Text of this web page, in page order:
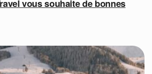
vous souhaite de bonnes